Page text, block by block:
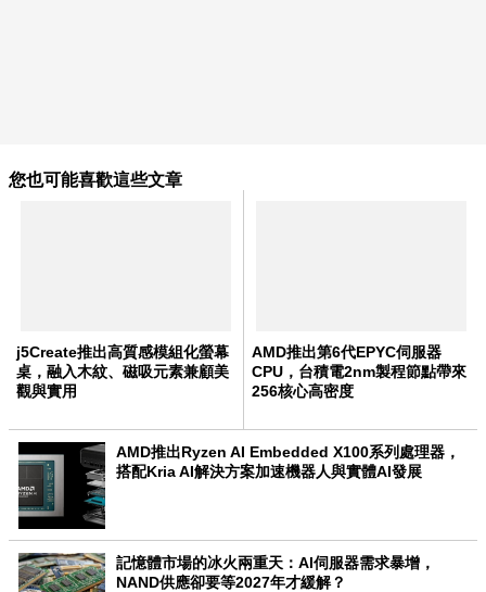
您也可能喜歡這些文章
j5Create推出高質感模組化螢幕
桌，融入木紋、磁吸元素兼顧美
觀與實用
AMD推出第6代EPYC伺服器
CPU，台積電2nm製程節點帶來
256核心高密度
AMD推出Ryzen AI Embedded X100系列處理器，
搭配Kria AI解決方案加速機器人與實體AI發展
記憶體市場的冰火兩重天：AI伺服器需求暴增，
NAND供應卻要等2027年才緩解？